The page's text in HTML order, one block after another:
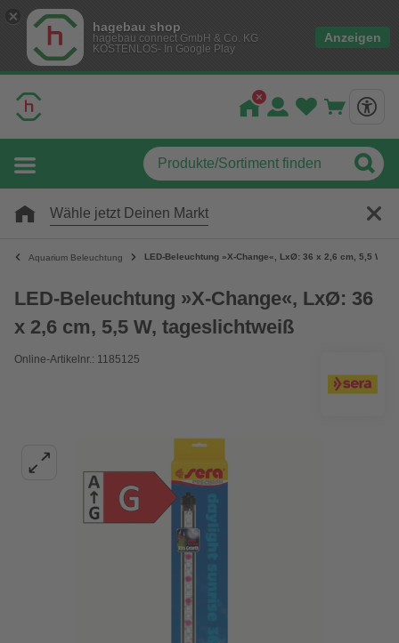
hagebau shop
hagebau connect GmbH & Co. KG
KOSTENLOS- In Google Play
Anzeigen
Wähle jetzt Deinen Markt
Aquarium Beleuchtung LED-Beleuchtung »X-Change«, LxØ: 36 x 2,6 cm, 5,5 W,
LED-Beleuchtung »X-Change«, LxØ: 36
x 2,6 cm, 5,5 W, tageslichtweiß
Online-Artikelnr.: 1185125